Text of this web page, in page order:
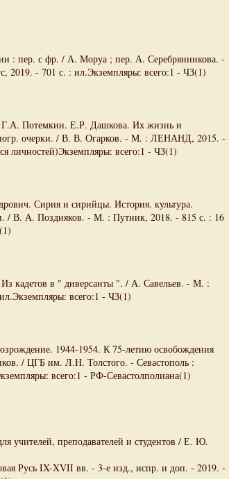
: пер. с фр. / А. Моруа ; пер. А. Серебрянникова. -
- 701 с. : ил.Экземпляры: всего:1 - ЧЗ(1)
Г.А. Потемкин. Е.Р. Дашкова. Их жизнь и
очерки. / В. В. Огарков. - М. : ЛЕНАНД, 2015. -
личностей)Экземпляры: всего:1 - ЧЗ(1)
Сирия и сирийцы. История. культура.
/ В. А. Поздняков. - М. : Путник, 2018. - 815 с. : 16
кадетов в " диверсанты ". / А. Савельев. - М. :
всего:1 - ЧЗ(1)
1944-1954. К 75-летию освобождения
/ ЦГБ им. Л.Н. Толстого. - Севастополь :
всего:1 - РФ-Севастолполиана(1)
учителей, преподавателей и студентов / Е. Ю.
Русь IX-XVII вв. - 3-е изд., испр. и доп. - 2019. -